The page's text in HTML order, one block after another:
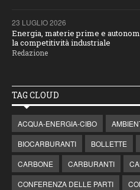
23 LUGLIO 2026
Energia, materie prime e
la competitività industriale
Redazione
TAG CLOUD
ACQUA-ENERGIA-CIBO
BIOCARBURANTI
BOLLETTE
CARBONE
CARBURANTI
CONFERENZA DELLE PARTI